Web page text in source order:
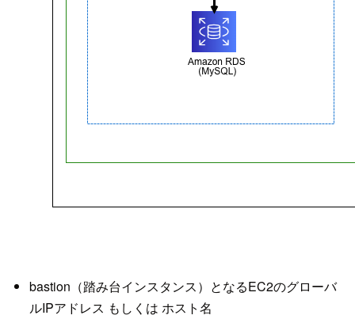
bastion（踏み台インスタンス）となるEC2のグローバ
ルIPアドレス もしくは ホスト名